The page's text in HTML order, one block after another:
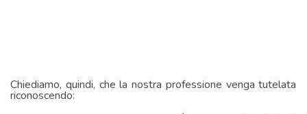
Chiediamo, quindi, che la nostra professione venga tutelata
riconoscendo: